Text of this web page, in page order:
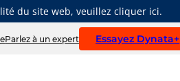
du site web, veuillez cliquer ici.
Parlez à un expert Essayez Dynata+